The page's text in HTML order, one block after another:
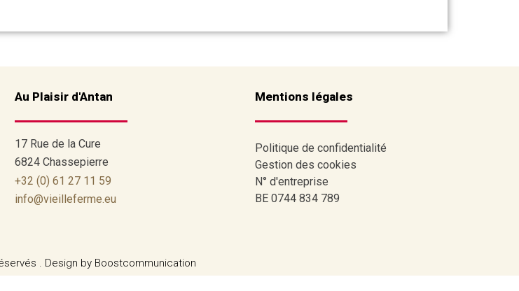
Au Plaisir d'Antan
17 Rue de la Cure
6824 Chassepierre
+32 (0) 61 27 11 59
info@vieilleferme.eu
Mentions légales
Politique de confidentialité
Gestion des cookies
N° d'entreprise
BE 0744 834 789
. Design by Boostcommunication